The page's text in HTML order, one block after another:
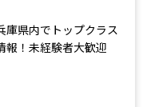
庫県内でトップクラス
報！未経験者大歓迎